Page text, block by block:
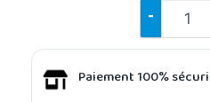
-
Paiement 100%